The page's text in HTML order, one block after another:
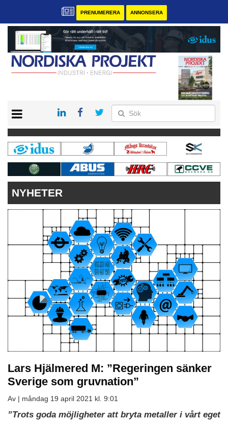
PRENUMERERA ANNONSERA
KONTAKT
VÅRA ANDRA MAGASIN
PRENUMERERA
ANNONSERA
NYHETER
Lars Hjälmered M: ”Regeringen sänker
Sverige som gruvnation”
Av | måndag 19 april 2021 kl. 9:01
”Trots goda möjligheter att bryta metaller i vårt eget